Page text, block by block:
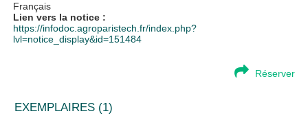
Français
Lien vers la notice :
https://infodoc.agroparistech.fr/index.php?
lvl=notice_display&id=151484
Réserver
EXEMPLAIRES (1)